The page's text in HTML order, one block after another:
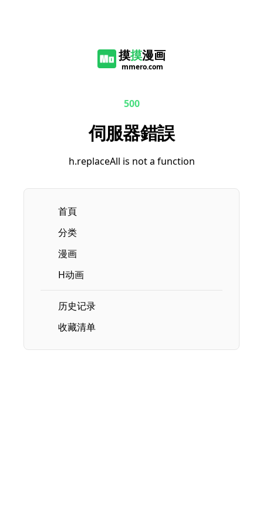
摸摸漫画
mmero.com
500
伺服器錯誤
h.replaceAll is not a function
首頁
分类
漫画
H动画
历史记录
收藏清单